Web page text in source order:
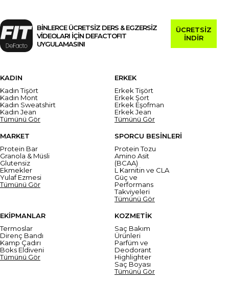
BİNLERCE ÜCRETSİZ DERS & EGZERSİZ
VİDEOLARI İÇİN DEFACTOFIT
UYGULAMASINI
ÜCRETSİZ
İNDİR
KADIN
Kadın Tişört
Kadın Mont
Kadın Sweatshirt
Kadın Jean
Tümünü Gör
ERKEK
Erkek Tişört
Erkek Şort
Erkek Eşofman
Erkek Jean
Tümünü Gör
MARKET
Protein Bar
Granola & Müsli
Glutensiz
Ekmekler
Yulaf Ezmesi
Tümünü Gör
SPORCU BESİNLERİ
Protein Tozu
Amino Asit
(BCAA)
L Karnitin ve CLA
Güç ve
Performans
Takviyeleri
Tümünü Gör
EKİPMANLAR
Termoslar
Direnç Bandı
Kamp Çadırı
Boks Eldiveni
Tümünü Gör
KOZMETİK
Saç Bakım
Ürünleri
Parfüm ve
Deodorant
Highlighter
Saç Boyası
Tümünü Gör